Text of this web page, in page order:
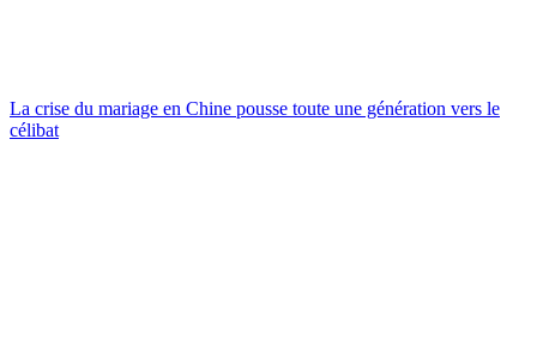
La crise du mariage en Chine pousse toute une génération vers le
célibat